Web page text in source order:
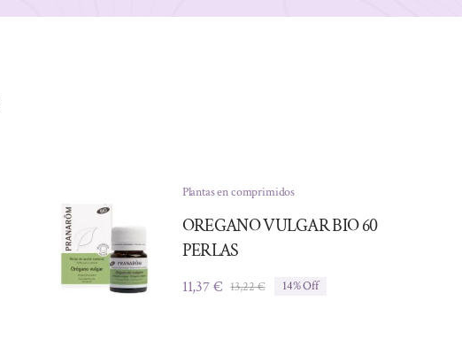
Plantas en comprimidos
OREGANO VULGAR BIO 60
PERLAS
13,22€El
11,37€
El
14% Off